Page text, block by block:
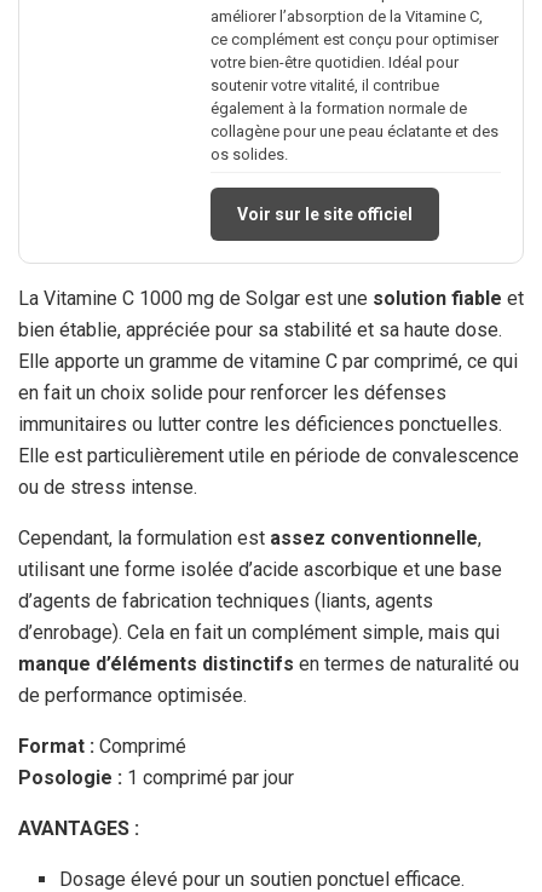
améliorer l’absorption de la Vitamine C,
ce complément est conçu pour optimiser
votre bien-être quotidien. Idéal pour
soutenir votre vitalité, il contribue
également à la formation normale de
collagène pour une peau éclatante et des
os solides.
Voir sur le site officiel
La Vitamine C 1000 mg de Solgar est une solution fiable et
bien établie, appréciée pour sa stabilité et sa haute dose.
Elle apporte un gramme de vitamine C par comprimé, ce qui
en fait un choix solide pour renforcer les défenses
immunitaires ou lutter contre les déficiences ponctuelles.
Elle est particulièrement utile en période de convalescence
ou de stress intense.
Cependant, la formulation est assez conventionnelle,
utilisant une forme isolée d’acide ascorbique et une base
d’agents de fabrication techniques (liants, agents
d’enrobage). Cela en fait un complément simple, mais qui
manque d’éléments distinctifs en termes de naturalité ou
de performance optimisée.
Format : Comprimé
Posologie : 1 comprimé par jour
AVANTAGES :
Dosage élevé pour un soutien ponctuel efficace.